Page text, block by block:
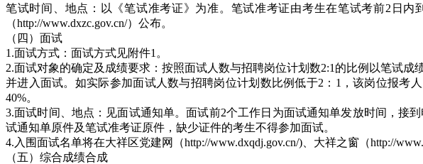
笔试时间、地点：以《笔试准考证》为准。笔试准考证由考生在笔试考前2日内
（http://www.dxzc.gov.cn/）公布。
（四）面试
1.面试方式：面试方式见附件1。
2.面试对象的确定及成绩要求：按照面试人数与招聘岗位计划数2:1的比例以笔试
并进入面试。如实际参加面试人数与招聘岗位计划数比例低于2：1，该岗位报考
40%。
3.面试时间、地点：见面试通知单。面试前2个工作日为面试通知单发放时间，接
试通知单原件及笔试准考证原件，缺少证件的考生不得参加面试。
4.入围面试名单将在大祥区党建网（http://www.dxqdj.gov.cn/)、大祥之窗（http://
（五）综合成绩合成